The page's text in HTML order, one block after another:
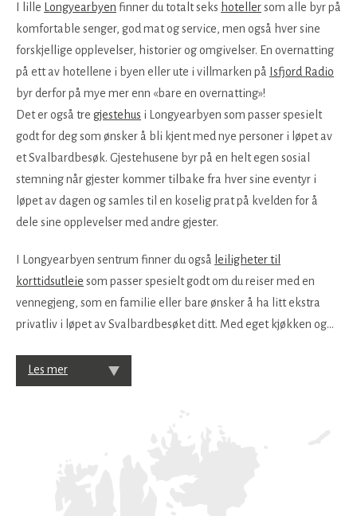
I lille Longyearbyen finner du totalt seks hotellersom alle byr på
komfortable senger, god mat og service, men også hver sine
forskjellige opplevelser, historier og omgivelser. En overnatting
på ett av hotellene i byen eller ute i villmarken på Isfjord Radio
byr derfor på mye mer enn «bare en overnatting»!
Det er også tre gjestehus i Longyearbyen som passer spesielt
godt for deg som ønsker å bli kjent med nye personer i løpet av
et Svalbardbesøk. Gjestehusene byr på en helt egen sosial
stemning når gjester kommer tilbake fra hver sine eventyr i
løpet av dagen og samles til en koselig prat på kvelden for å
dele sine opplevelser med andre gjester.
I Longyearbyen sentrum finner du også leiligheter til
korttidsutleie som passer spesielt godt om du reiser med en
vennegjeng, som en familie eller bare ønsker å ha litt ekstra
privatliv i løpet av Svalbardbesøket ditt. Med eget kjøkken og...
Les mer